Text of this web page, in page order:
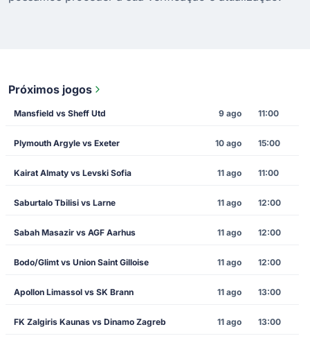
Próximos jogos
Mansfield vs Sheff Utd 9 ago 11:00
Plymouth Argyle vs Exeter 10 ago 15:00
Kairat Almaty vs Levski Sofia 11 ago 11:00
Saburtalo Tbilisi vs Larne 11 ago 12:00
Sabah Masazir vs AGF Aarhus 11 ago 12:00
Bodo/Glimt vs Union Saint Gilloise 11 ago 12:00
Apollon Limassol vs SK Brann 11 ago 13:00
FK Zalgiris Kaunas vs Dinamo Zagreb 11 ago 13:00